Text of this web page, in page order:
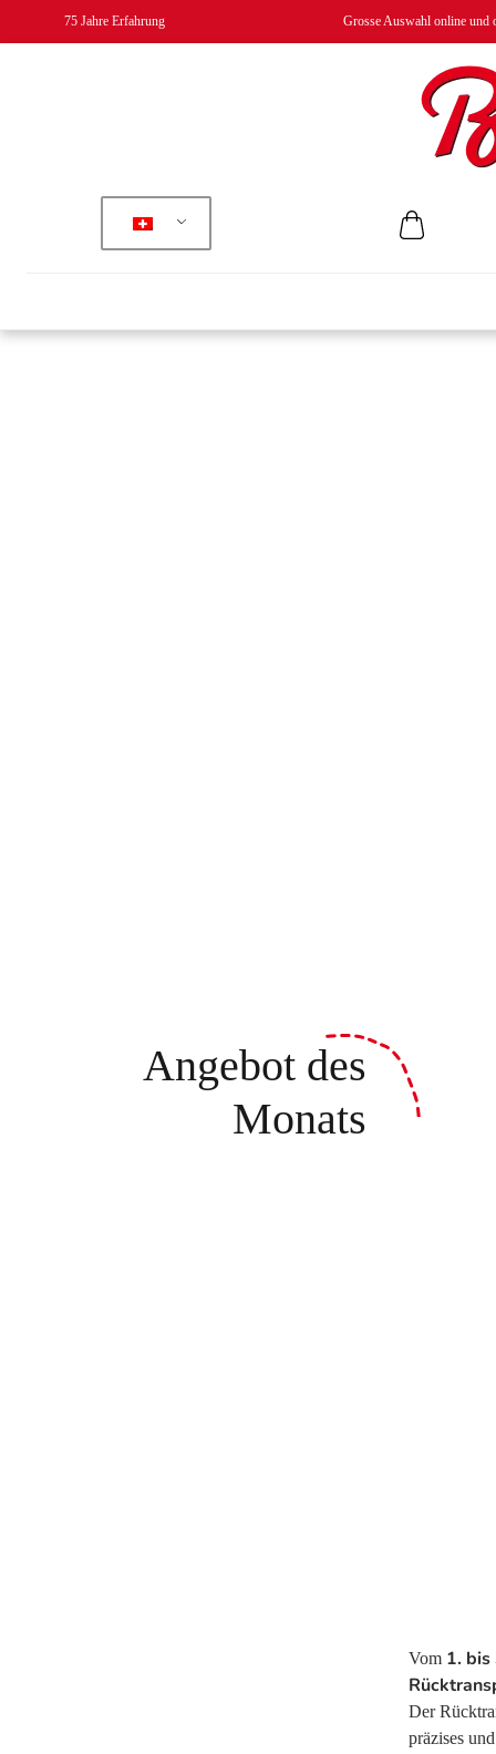
75 Jahre Erfahrung Grosse Auswahl online und
Angebot des
Monats
Vom 1.
Der
präzises